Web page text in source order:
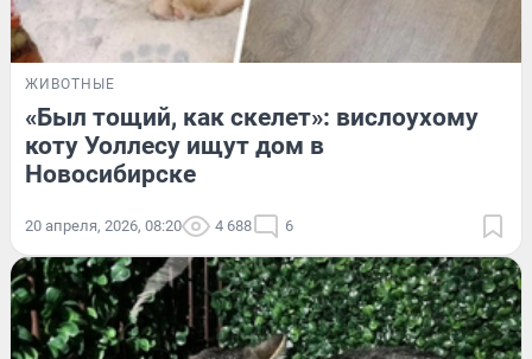
ЖИВОТНЫЕ
«Был тощий, как скелет»: вислоухому
коту Уоллесу ищут дом в
Новосибирске
20 апреля, 2026, 08:20 4 688 6